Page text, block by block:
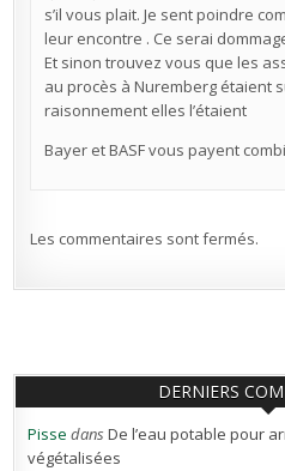
s’il vous plait. Je sent poindre
leur encontre . Ce serai
Et sinon trouvez vous que les
au procès à Nuremberg étaient
raisonnement elles l’étaient
Bayer et BASF vous payent
Les commentaires sont fermés.
DERNIERS
Pisse dansDe l’eau potable pour
végétalisées